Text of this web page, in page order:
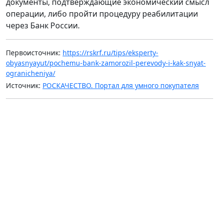
операции, либо пройти процедуру реабилитации
через Банк России.
Первоисточник: https://rskrf.ru/tips/eksperty-
obyasnyayut/pochemu-bank-zamorozil-perevody-i-kak-snyat-
ogranicheniya/
Источник: РОСКАЧЕСТВО. Портал для умного покупателя